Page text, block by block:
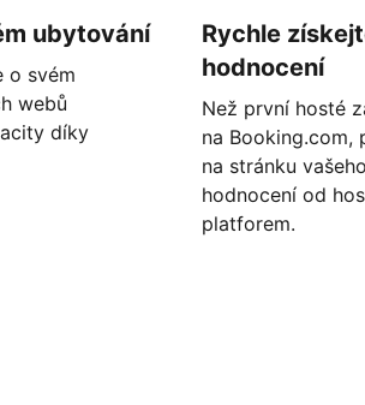
ubytování
o svém
webů
díky
Rychle
hodnocení
Než první hosté
na Booking.com,
na stránku
hodnocení od
platforem.